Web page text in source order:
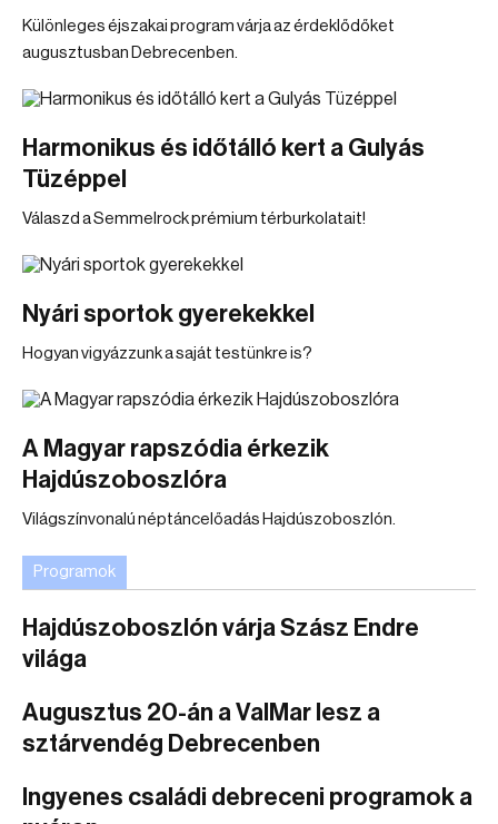
Különleges éjszakai program várja az érdeklődőket
augusztusban Debrecenben.
Harmonikus és időtálló kert a Gulyás
Tüzéppel
Válaszd a Semmelrock prémium térburkolatait!
Nyári sportok gyerekekkel
Hogyan vigyázzunk a saját testünkre is?
A Magyar rapszódia érkezik
Hajdúszoboszlóra
Világszínvonalú néptáncelőadás Hajdúszoboszlón.
Programok
Hajdúszoboszlón várja Szász Endre
világa
Augusztus 20-án a ValMar lesz a
sztárvendég Debrecenben
Ingyenes családi debreceni programok a